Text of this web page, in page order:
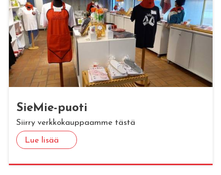
Sie­Mie-puoti
Siirry verkkokauppaamme tästä
Lue lisää